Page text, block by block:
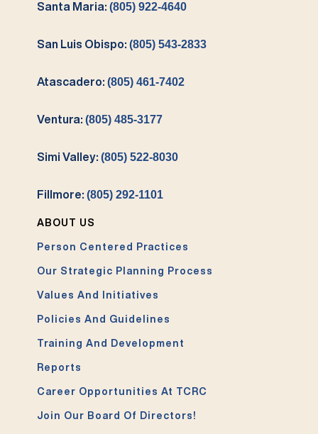
Santa Maria:(805) 922-4640
San Luis Obispo:(805) 543-2833
Atascadero:(805) 461-7402
Ventura:(805) 485-3177
Simi Valley:(805) 522-8030
Fillmore:(805) 292-1101
ABOUT US
Person Centered Practices
Our Strategic Planning Process
Values And Initiatives
Policies And Guidelines
Training And Development
Reports
Career Opportunities At TCRC
Join Our Board Of Directors!